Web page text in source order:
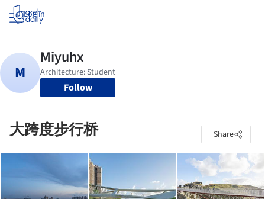
Log in
Follow
大跨度步行桥 Share